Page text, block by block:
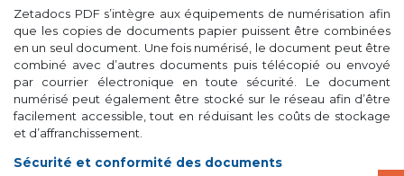
Zetadocs PDF s’intègre aux équipements de numérisation afin
que les copies de documents papier puissent être combinées
en un seul document. Une fois numérisé, le document peut être
combiné avec d’autres documents puis télécopié ou envoyé
par courrier électronique en toute sécurité. Le document
numérisé peut également être stocké sur le réseau afin d’être
facilement accessible, tout en réduisant les coûts de stockage
et d’affranchissement.
Sécurité et conformité des documents